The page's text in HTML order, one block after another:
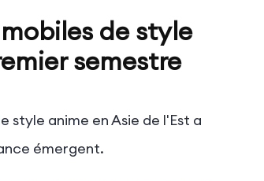
de style
semestre
style anime en Asie de l'Est a
émergent.